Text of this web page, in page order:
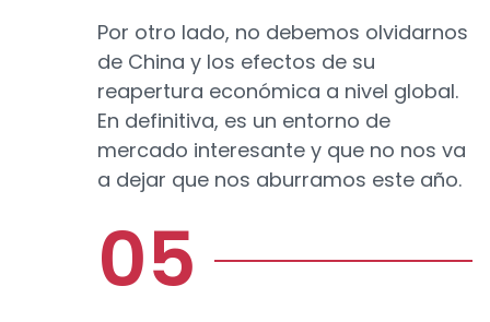
Por otro lado, no debemos olvidarnos
de China y los efectos de su
reapertura económica a nivel global.
En definitiva, es un entorno de
mercado interesante y que no nos va
a dejar que nos aburramos este año.